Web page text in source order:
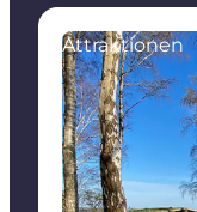
Attraktionen